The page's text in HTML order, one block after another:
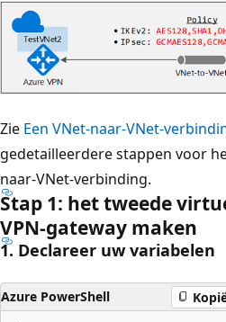
Zie Een VNet-naar-VNet-
gedetailleerdere stappen voor
naar-VNet-verbinding.
Stap 1: het tweede
VPN-gateway maken
1. Declareer uw variabelen
Azure PowerShell